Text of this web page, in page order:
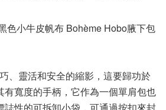
色小牛皮帆布 Bohème Hobo腋下包
、靈活和安全的縮影，這要歸功於
有寬度的手柄，它作為一個單肩包也
誌性的可拆卸小袋，可通過按扣來封